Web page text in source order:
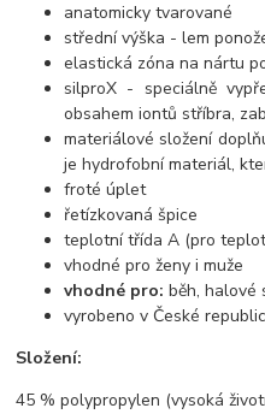
anatomicky tvarované
střední výška - lem
elastická zóna na nártu
silproX - speciálně
obsahem iontů stříbra,
materiálové složení
je hydrofobní materiál,
froté úplet
řetízkovaná špice
teplotní třída A (pro
vhodné pro ženy i muže
vhodné pro: běh, halové
vyrobeno v České
Složení:
45 % polypropylen (vysoká